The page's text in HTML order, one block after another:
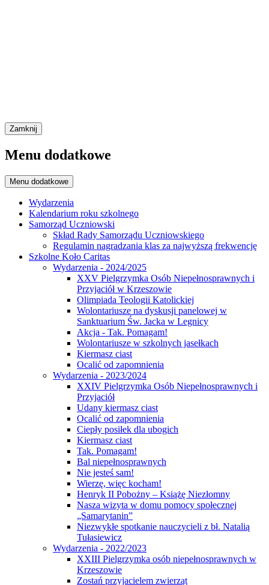
Zamknij
Menu dodatkowe
Menu dodatkowe
Wydarzenia
Kalendarium roku szkolnego
Samorząd Uczniowski
Skład Rady Samorządu Uczniowskiego
Regulamin nagradzania klas za najwyższą frekwencję
Szkolne Koło Caritas
Wydarzenia - 2024/2025
XXV Pielgrzymka Osób Niepełnosprawnych i
Przyjaciół w Krzeszowie
Olimpiada Teologii Katolickiej
Wolontariusze na dyskusji panelowej w
Sanktuarium Św. Jacka w Legnicy
Akcja - Tak. Pomagam!
Wolontariusze w szkolnych jasełkach
Kiermasz ciast
Ocalić od zapomnienia
Wydarzenia - 2023/2024
XXIV Pielgrzymka Osób Niepełnosprawnych i
Przyjaciół
Udany kiermasz ciast
Ocalić od zapomnienia
Ciepły posiłek dla ubogich
Kiermasz ciast
Tak. Pomagam!
Bal niepełnosprawnych
Nie jesteś sam!
Wierzę, więc kocham!
Henryk II Pobożny – Książę Niezłomny
Nasza wizyta w domu pomocy społecznej
„Samarytanin”
Niezwykłe spotkanie nauczycieli z bł. Natalią
Tułasiewicz
Wydarzenia - 2022/2023
XXIII Pielgrzymka osób niepełnosprawnych w
Krzeszowie
Zostań przyjacielem zwierząt